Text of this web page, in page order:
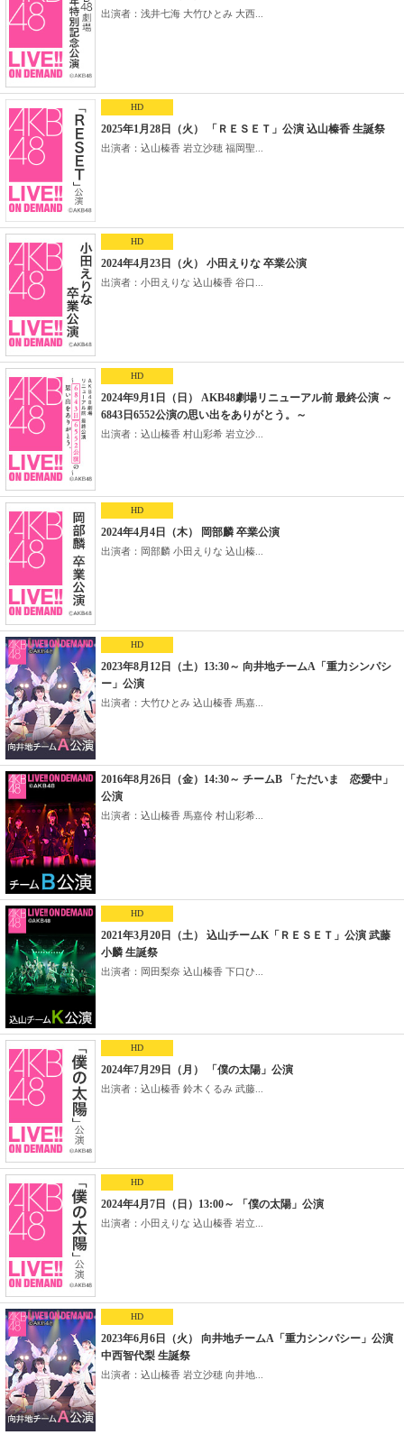
出演者：浅井七海 大竹ひとみ 大西...
HD
2025年1月28日（火） 「ＲＥＳＥＴ」公演 込山榛香 生誕祭
出演者：込山榛香 岩立沙穂 福岡聖...
HD
2024年4月23日（火） 小田えりな 卒業公演
出演者：小田えりな 込山榛香 谷口...
HD
2024年9月1日（日） AKB48劇場リニューアル前 最終公演 ～
6843日6552公演の思い出をありがとう。～
出演者：込山榛香 村山彩希 岩立沙...
HD
2024年4月4日（木） 岡部麟 卒業公演
出演者：岡部麟 小田えりな 込山榛...
HD
2023年8月12日（土）13:30～ 向井地チームA「重力シンパシ
ー」公演
出演者：大竹ひとみ 込山榛香 馬嘉...
2016年8月26日（金）14:30～ チームB 「ただいま 恋愛中」
公演
出演者：込山榛香 馬嘉伶 村山彩希...
HD
2021年3月20日（土） 込山チームK「ＲＥＳＥＴ」公演 武藤
小麟 生誕祭
出演者：岡田梨奈 込山榛香 下口ひ...
HD
2024年7月29日（月） 「僕の太陽」公演
出演者：込山榛香 鈴木くるみ 武藤...
HD
2024年4月7日（日）13:00～ 「僕の太陽」公演
出演者：小田えりな 込山榛香 岩立...
HD
2023年6月6日（火） 向井地チームA「重力シンパシー」公演
中西智代梨 生誕祭
出演者：込山榛香 岩立沙穂 向井地...